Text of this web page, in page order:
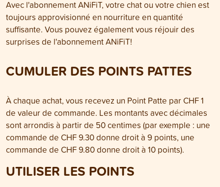
Avec l'abonnement ANiFiT, votre chat ou votre chien est
toujours approvisionné en nourriture en quantité
suffisante. Vous pouvez également vous réjouir des
surprises de l'abonnement ANiFiT!
CUMULER DES POINTS PATTES
À chaque achat, vous recevez un Point Patte par CHF 1
de valeur de commande. Les montants avec décimales
sont arrondis à partir de 50 centimes (par exemple : une
commande de CHF 9.30 donne droit à 9 points, une
commande de CHF 9.80 donne droit à 10 points).
UTILISER LES POINTS